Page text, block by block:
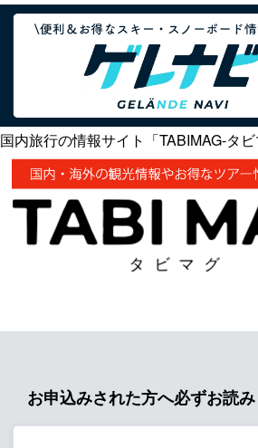
国内旅行の情報サイト「TABIMAG-タビ
お申込みされた方へ必ずお読